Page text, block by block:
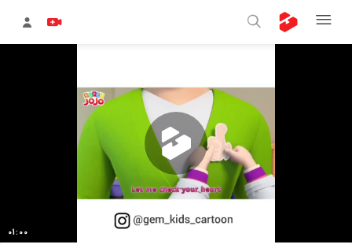
پخش
01:00